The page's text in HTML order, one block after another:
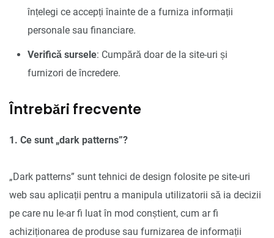
înțelegi ce accepți înainte de a furniza informații
personale sau financiare.
Verifică sursele: Cumpără doar de la site-uri și
furnizori de încredere.
Întrebări frecvente
1. Ce sunt „dark patterns”?
„Dark patterns” sunt tehnici de design folosite pe site-uri
web sau aplicații pentru a manipula utilizatorii să ia decizii
pe care nu le-ar fi luat în mod conștient, cum ar fi
achiziționarea de produse sau furnizarea de informații